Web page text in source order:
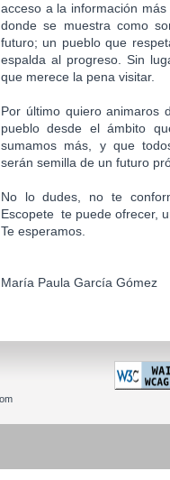
acceso a la información
donde se muestra como
futuro; un pueblo que
espalda al progreso. Sin
que merece la pena visitar.
Por último quiero animaros
pueblo desde el ámbito
sumamos más, y que
serán semilla de un futuro
No lo dudes, no te
Escopete te puede ofrecer,
Te esperamos.
María Paula García Gómez